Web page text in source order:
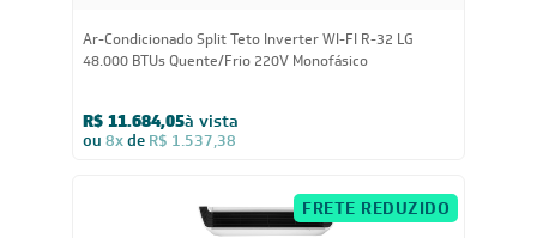
Ar-Condicionado Split Teto Inverter WI-FI R-32 LG
48.000 BTUs Quente/Frio 220V Monofásico
R$ 11.684,05à vista
ou 8xde R$ 1.537,38
FRETE REDUZIDO